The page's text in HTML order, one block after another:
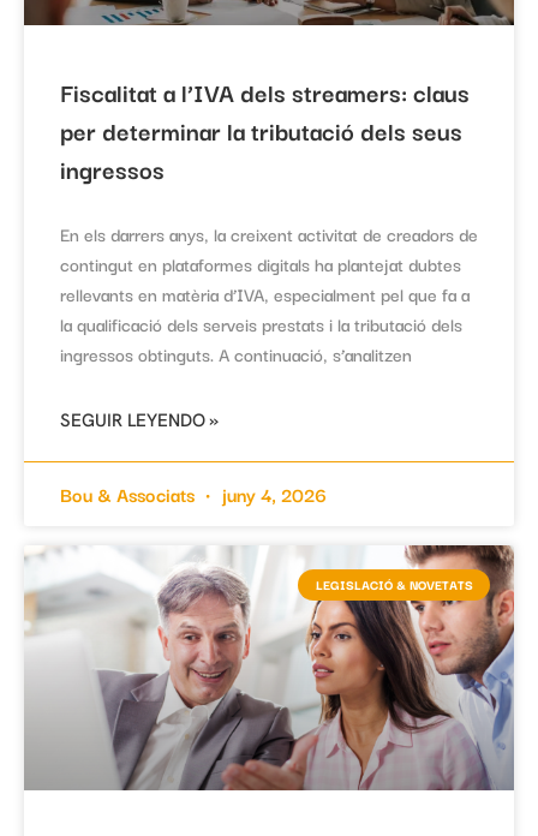
Fiscalitat a l’IVA dels streamers: claus
per determinar la tributació dels seus
ingressos
En els darrers anys, la creixent activitat de creadors de
contingut en plataformes digitals ha plantejat dubtes
rellevants en matèria d’IVA, especialment pel que fa a
la qualificació dels serveis prestats i la tributació dels
ingressos obtinguts. A continuació, s’analitzen
SEGUIR LEYENDO »
Bou & Associats juny 4, 2026
LEGISLACIÓ & NOVETATS